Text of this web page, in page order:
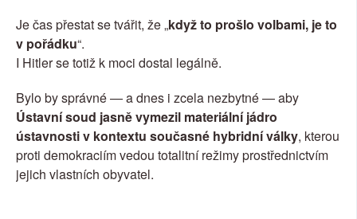
Je čas přestat se tvářit, že „když to prošlo volbami, je to
v pořádku“.
I Hitler se totiž k moci dostal legálně.
Ústavní soud jasně vymezil materiální jádro
ústavnostiv kontextu současné hybridní války, kterou
proti demokraciím vedou totalitní režimy prostřednictvím
jejich vlastních obyvatel.